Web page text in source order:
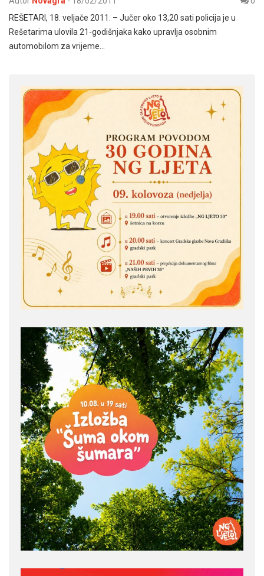
REŠETARI, 18. veljače 2011. – Jučer oko 13,20 sati policija je u
Rešetarima ulovila 21-godišnjaka kako upravlja osobnim
automobilom za vrijeme…